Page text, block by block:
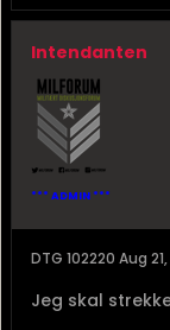
Intendanten
*** ADMIN ***
DTG 102220 Aug
Jeg skal